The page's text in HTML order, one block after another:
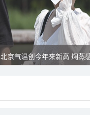
北京气温创今年来新高 焖蒸